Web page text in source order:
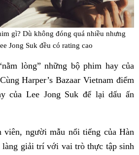
gì? Dù không đóng quá nhiều nhưng
Jong Suk đều có rating cao
lòng” những bộ phim hay của
Harper’s Bazaar Vietnam điểm
của Lee Jong Suk để lại dấu ấn
viên, người mẫu nổi tiếng của Hàn
làng giải trí với vai trò thực tập sinh